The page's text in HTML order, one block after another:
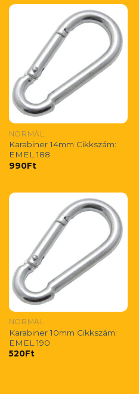
NORMÁL
Karabiner 14mm Cikkszám:
EMEL 188
990Ft
NORMÁL
Karabiner 10mm Cikkszám:
EMEL 190
520Ft